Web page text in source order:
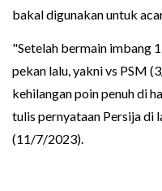
bakal digunakan untuk
"Setelah bermain imbang
pekan lalu, yakni vs PSM
kehilangan poin penuh di
tulis pernyataan Persija di
(11/7/2023).